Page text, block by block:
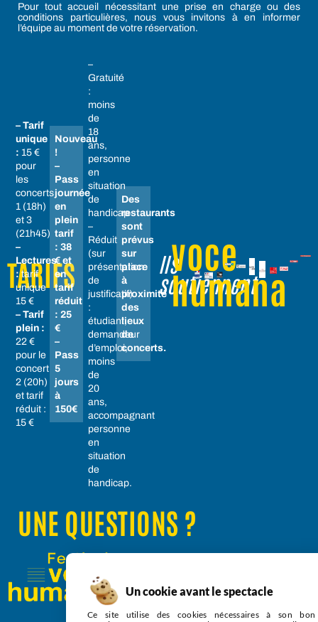
Pour tout accueil nécessitant une prise en charge ou des
conditions particulières, nous vous invitons à en informer
l’équipe au moment de votre réservation.
TARIFS
– Tarif
unique
: 15 €
pour
les
concerts
1 (18h)
et 3
(21h45)
–
Lectures
:tarif
unique
15 €
– Tarif
plein :
22 €
pour le
concert
2 (20h)
et tarif
réduit :
15 €
Nouveau
!
–
Pass
journée
en
plein
tarif
: 38
€ et
en
tarif
réduit
: 25
€
–
Pass
5
jours
à
150€
–
Gratuité
:
moins
de
18
ans,
personne
en
situation
de
handicap
–
Réduit
(sur
présentation
de
justificatif)
:
étudiant,
demandeur
d’emploi,
moins
de
20
ans,
accompagnant
personne
en
situation
de
handicap.
Des
restaurants
sont
prévus
sur
place
à
proximité
des
lieux
de
concerts.
Ils
soutiennent
voce
humana
UNE QUESTIONS ?
Un cookie avant le spectacle
Ce site utilise des cookies nécessaires à son bon